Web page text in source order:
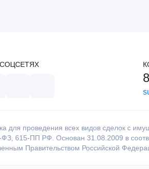
проведения всех видов сделок с
615-ПП РФ. Основан 31.08.2009 в
Правительством Российской